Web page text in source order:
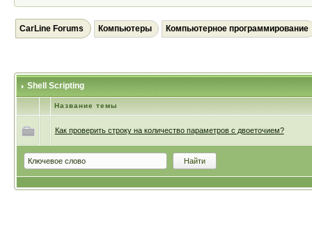
CarLine Forums Компьютеры Компьютерное программирование
Shell Scripting
Название темы
Как проверить строку на количество параметров с двоеточием?